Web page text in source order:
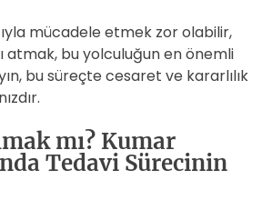
mücadele etmek zor olabilir,
atmak, bu yolculuğun en önemli
bu süreçte cesaret ve kararlılık
mı? Kumar
Tedavi Sürecinin